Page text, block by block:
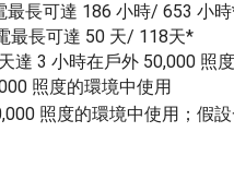
最長可達 186 小時/ 653 小
最長可達 50 天/ 118天*
3 小時在戶外 50,000 照度
照度的環境中使用
照度的環境中使用；假